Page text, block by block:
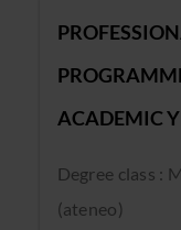
ACADEMIC
Degree class :
(ateneo)